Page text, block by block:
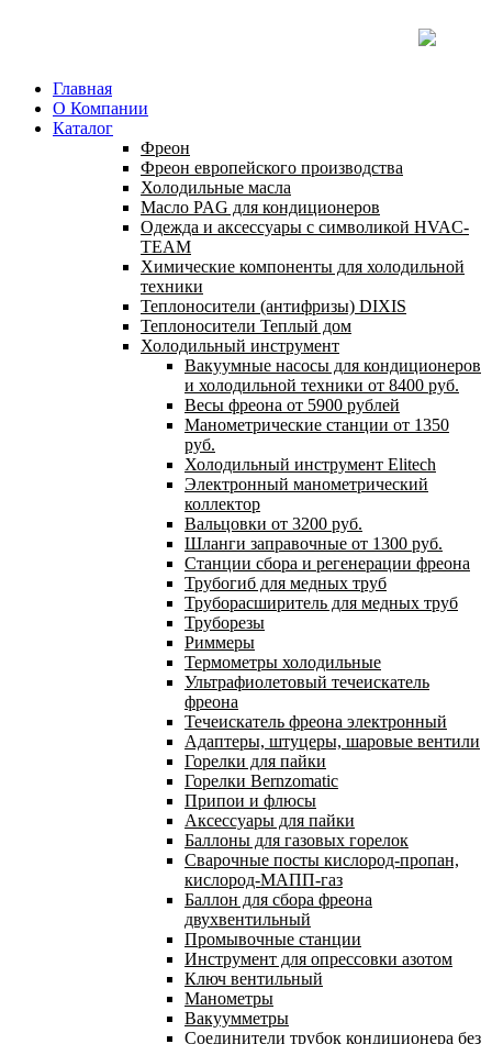
Главная
О Компании
Каталог
Фреон
Фреон европейского производства
Холодильные масла
Масло PAG для кондиционеров
Одежда и аксессуары с символикой HVAC-
TEAM
Химические компоненты для холодильной
техники
Теплоносители (антифризы) DIXIS
Теплоносители Теплый дом
Холодильный инструмент
Вакуумные насосы для кондиционеров
и холодильной техники от 8400 руб.
Весы фреона от 5900 рублей
Манометрические станции от 1350
руб.
Холодильный инструмент Elitech
Электронный манометрический
коллектор
Вальцовки от 3200 руб.
Шланги заправочные от 1300 руб.
Станции сбора и регенерации фреона
Трубогиб для медных труб
Труборасширитель для медных труб
Труборезы
Риммеры
Термометры холодильные
Ультрафиолетовый течеискатель
фреона
Течеискатель фреона электронный
Адаптеры, штуцеры, шаровые вентили
Горелки для пайки
Горелки Bernzomatic
Припои и флюсы
Аксессуары для пайки
Баллоны для газовых горелок
Сварочные посты кислород-пропан,
кислород-МАПП-газ
Баллон для сбора фреона
двухвентильный
Промывочные станции
Инструмент для опрессовки азотом
Ключ вентильный
Манометры
Вакуумметры
Соединители трубок кондиционера без